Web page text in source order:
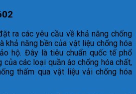
ra các yêu cầu về khả năng chống
khả năng bền của vật liệu chống hóa
hộ. Đây là tiêu chuẩn quốc tế phổ
của các loại quần áo chống hóa chất,
thấm qua vật liệu vải chống hóa